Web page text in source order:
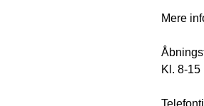
Mere
Kl. 8-15